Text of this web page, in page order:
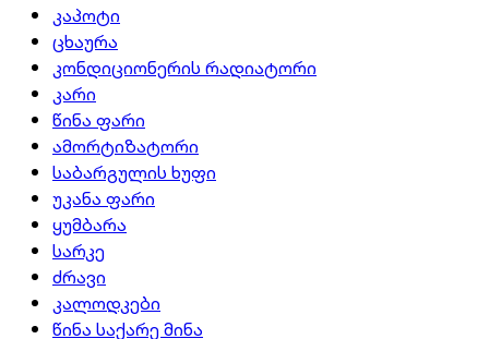
კაპოტი
ცხაურა
კონდიციონერის რადიატორი
კარი
წინა ფარი
ამორტიზატორი
საბარგულის ხუფი
უკანა ფარი
ყუმბარა
სარკე
ძრავი
კალოდკები
წინა საქარე მინა